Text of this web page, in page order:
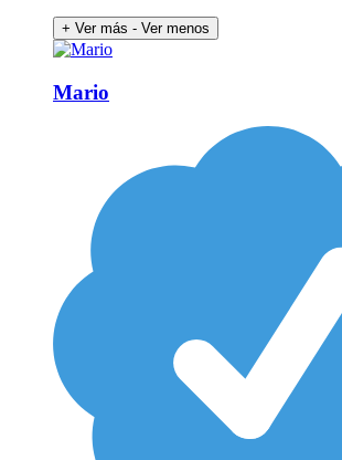
+ Ver más - Ver menos
Mario